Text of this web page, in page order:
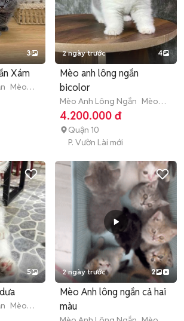
3
Xám
Mèo
2 ngày trước 4
Mèo anh lông ngắn
bicolor
Mèo Anh Lông Ngắn Mèo
con (dưới 3 tháng tuổi)
4.200.000 đ
Quận 10
P. Vườn Lài mới
5
Mèo
2 ngày trước 2
Mèo Anh lông ngắn cả hai
màu